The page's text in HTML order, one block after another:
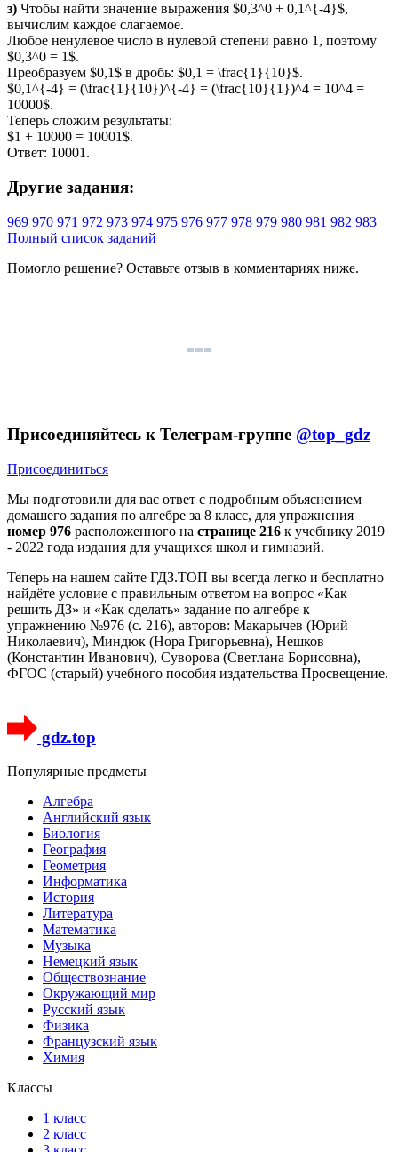
з) Чтобы найти значение выражения $0,3^0 + 0,1^{-4}$,
вычислим каждое слагаемое.
Любое ненулевое число в нулевой степени равно 1, поэтому
$0,3^0 = 1$.
Преобразуем $0,1$ в дробь: $0,1 = \frac{1}{10}$.
$0,1^{-4} = (\frac{1}{10})^{-4} = (\frac{10}{1})^4 = 10^4 =
10000$.
Теперь сложим результаты:
$1 + 10000 = 10001$.
Ответ: 10001.
Другие задания:
969 970 971 972 973 974 975 976 977 978 979 980 981 982 983
Полный список заданий
Помогло решение? Оставьте отзыв в комментариях ниже.
Присоединяйтесь к Телеграм-группе @top_gdz
Присоединиться
Мы подготовили для вас ответ c подробным объяснением
домашего задания по алгебре за 8 класс, для упражнения
номер 976 расположенного на странице 216 к учебнику 2019
- 2022 года издания для учащихся школ и гимназий.
Теперь на нашем сайте ГДЗ.ТОП вы всегда легко и бесплатно
найдёте условие с правильным ответом на вопрос «Как
решить ДЗ» и «Как сделать» задание по алгебре к
упражнению №976 (с. 216), авторов: Макарычев (Юрий
Николаевич), Миндюк (Нора Григорьевна), Нешков
(Константин Иванович), Суворова (Светлана Борисовна),
ФГОС (старый) учебного пособия издательства Просвещение.
gdz.top
Популярные предметы
Алгебра
Английский язык
Биология
География
Геометрия
Информатика
История
Литература
Математика
Музыка
Немецкий язык
Обществознание
Окружающий мир
Русский язык
Физика
Французский язык
Химия
Классы
1 класс
2 класс